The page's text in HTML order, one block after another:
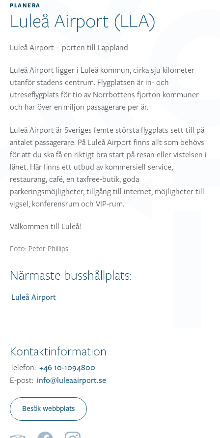
PLANERA
Luleå Airport (LLA)
Luleå Airport – porten till Lappland
Luleå Airport ligger i Luleå kommun, cirka sju kilometer
utanför stadens centrum. Flygplatsen är in- och
utreseflygplats för tio av Norrbottens fjorton kommuner
och har över en miljon passagerare per år.
Luleå Airport är Sveriges femte största flygplats sett till på
antalet passagerare. På Luleå Airport finns allt som behövs
för att du ska få en riktigt bra start på resan eller vistelsen i
länet. Här finns ett utbud av kommersiell service,
restaurang, café, en taxfree-butik, goda
parkeringsmöjligheter, tillgång till internet, möjligheter till
vigsel, konferensrum och VIP-rum.
Välkommen till Luleå!
Foto: Peter Phillips
Närmaste busshållplats:
Luleå Airport
Kontaktinformation
Telefon: +46 10-1094800
E-post: info@luleaairport.se
Besök webbplats